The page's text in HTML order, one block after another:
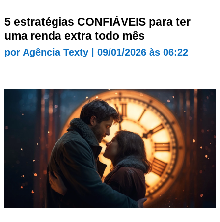
5 estratégias CONFIÁVEIS para ter
uma renda extra todo mês
por Agência Texty| 09/01/2026 às 06:22